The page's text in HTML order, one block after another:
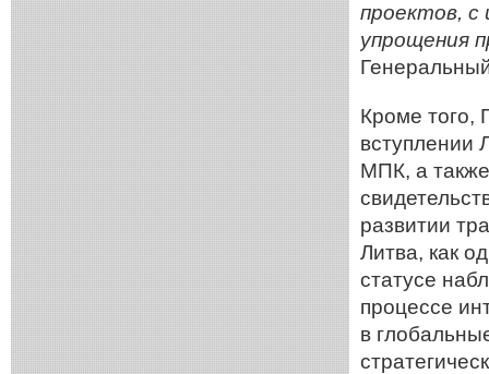
проектов, с
упрощения
Кроме того,
вступлении
МПК, а
развитии
Литва, как
статусе
процессе
в